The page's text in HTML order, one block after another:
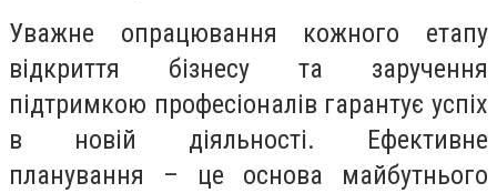
Уважне опрацювання кожного етапу
відкриття бізнесу та заручення
підтримкою професіоналів гарантує успіх
в новій діяльності. Ефективне
планування – це основа майбутнього